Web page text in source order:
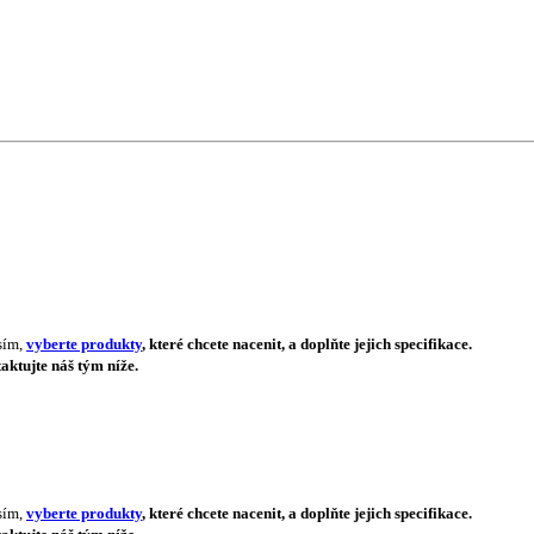
vyberte produkty, které chcete nacenit, a doplňte jejich specifikace.
náš tým níže.
vyberte produkty, které chcete nacenit, a doplňte jejich specifikace.